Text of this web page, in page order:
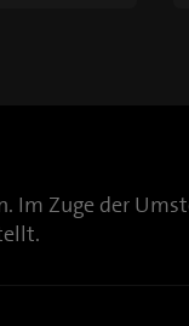
Im Zuge der